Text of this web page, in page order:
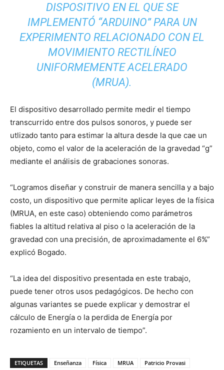
DISPOSITIVO EN EL QUE SE
IMPLEMENTÓ “ARDUINO” PARA UN
EXPERIMENTO RELACIONADO CON EL
MOVIMIENTO RECTILÍNEO
UNIFORMEMENTE ACELERADO
(MRUA).
El dispositivo desarrollado permite medir el tiempo
transcurrido entre dos pulsos sonoros, y puede ser
utlizado tanto para estimar la altura desde la que cae un
objeto, como el valor de la aceleración de la gravedad “g”
mediante el análisis de grabaciones sonoras.
“Logramos diseñar y construir de manera sencilla y a bajo
costo, un dispositivo que permite aplicar leyes de la física
(MRUA, en este caso) obteniendo como parámetros
fiables la altitud relativa al piso o la aceleración de la
gravedad con una precisión, de aproximadamente el 6%”
explicó Bogado.
“La idea del dispositivo presentada en este trabajo,
puede tener otros usos pedagógicos. De hecho con
algunas variantes se puede explicar y demostrar el
cálculo de Energía o la perdida de Energía por
rozamiento en un intervalo de tiempo”.
ETIQUETAS Enseñanza Física MRUA
Patricio Provasi